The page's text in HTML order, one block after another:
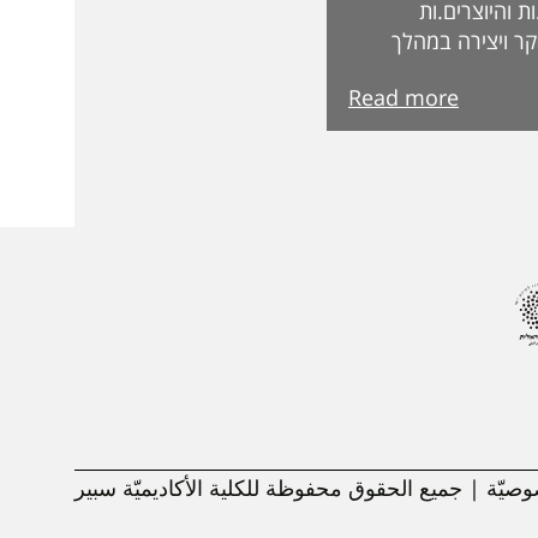
והיוצרים.ות
ויצירה במהלך
בקפידה
המצטיינים
רונן ארבל פרופ'
אורנה אליגון דר
בן-שחר ד"ר אלה
Read more
| جميع الحقوق محفوظة للكلية الأكاديميّة سبير